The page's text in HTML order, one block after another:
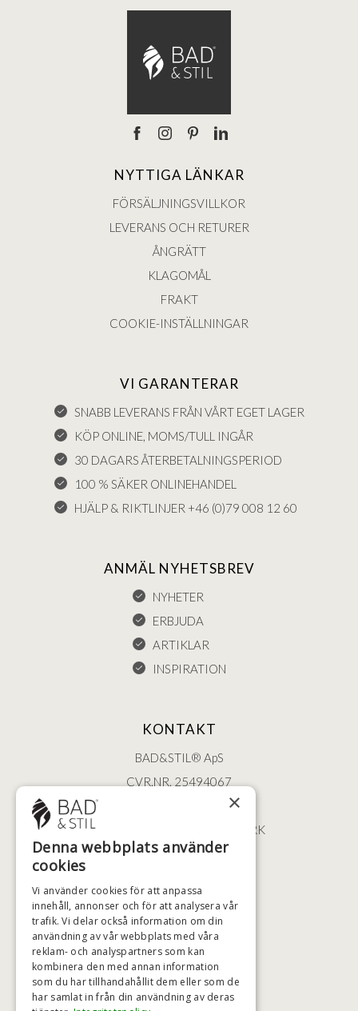
NYTTIGA LÄNKAR
FÖRSÄLJNINGSVILLKOR
LEVERANS OCH RETURER
ÅNGRÄTT
KLAGOMÅL
FRAKT
COOKIE-INSTÄLLNINGAR
VI GARANTERAR
SNABB LEVERANS FRÅN VÅRT EGET LAGER
KÖP ONLINE, MOMS/TULL INGÅR
30 DAGARS ÅTERBETALNINGSPERIOD
100 % SÄKER ONLINEHANDEL
HJÄLP & RIKTLINJER +46 (0)79 008 12 60
ANMÄL NYHETSBREV
NYHETER
ERBJUDA
ARTIKLAR
INSPIRATION
KONTAKT
BAD&STIL® ApS
CVR.NR. 25494067
ØSTERBROGADE 202
2100 KØBENHAVN • DANMARK
+46 (0)79 008 12 60
HÖGSTA KREDITVÄRDIGHET
BETALNINGSALTERNATIV
×
Denna webbplats använder
cookies
Vi använder cookies för att anpassa
innehåll, annonser och för att analysera vår
trafik. Vi delar också information om din
användning av vår webbplats med våra
reklam- och analyspartners som kan
kombinera den med annan information
som du har tillhandahållit dem eller som de
har samlat in från din användning av deras